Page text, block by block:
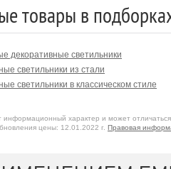
товары в
декоративные светильники
светильники из стали
светильники в классическом стиле
информационный характер и может
цены: 12.01.2022 г. Правовая